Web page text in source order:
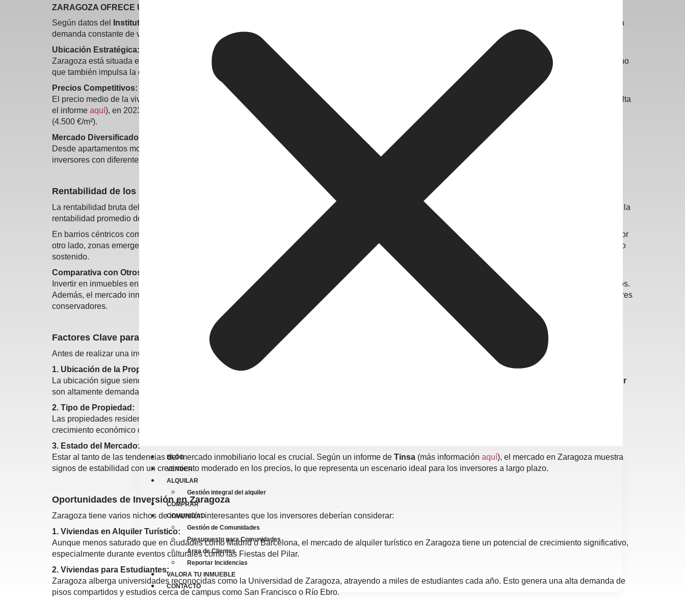
BLOG
VENDER
ALQUILAR
Gestión integral del alquiler
COMPRAR
COMUNIDAD
Gestión de Comunidades
Presupuesto para Comunidades
Area de Clientes
Reportar Incidencias
VALORA TU INMUEBLE
CONTACTO
ZARAGOZA OFRECE UN EQUILIBRIO ENTRE CALIDAD DE VIDA, CRECIMIENTO ECONÓMICO Y PRECIOS INMOBILIARIOS COMPETITIVOS.
Según datos del
Instituto Nacional de Estadística (INE)
, Zaragoza tiene una población creciente, con más de 700.000 habitantes en 2023, lo que genera una
demanda constante de viviendas y espacios comerciales.
Ubicación Estratégica:
Zaragoza está situada en el corredor logístico que conecta Madrid, Barcelona, Bilbao y Valencia. Esto no solo fomenta el crecimiento industrial y comercial, sino
que también impulsa la demanda de inmuebles residenciales y de alquiler.
Precios Competitivos:
El precio medio de la vivienda en Zaragoza es más accesible que en otras grandes ciudades como Madrid o Barcelona. Según un informe de
(consulta
el informe aquí), en 2023 el precio promedio por metro cuadrado en Zaragoza era de 1.750 €, significativamente inferior al de Madrid (4.000 €/m²) o Barcelona
(4.500 €/m²).
Mercado Diversificado:
Desde apartamentos modernos en el centro hasta propiedades más asequibles en barrios emergentes, Zaragoza ofrece una amplia gama de opciones para
inversores con diferentes objetivos y presupuestos.
Rentabilidad de los Inmuebles en Zaragoza
La rentabilidad bruta del alquiler en Zaragoza es otro de los atractivos para los inversores. Según el portal inmobiliario
), la
rentabilidad promedio de una vivienda en alquiler en Zaragoza ronda el
5,5% anual
, una cifra que supera la de otras ciudades españolas de tamaño similar.
En barrios céntricos como el Casco Histórico o Delicias, esta cifra puede alcanzar hasta un 6%, especialmente en propiedades reformadas y bien ubicadas. Por
otro lado, zonas emergentes como Parque Venecia o Valdespartera ofrecen oportunidades interesantes para obtener mayores retornos debido a su crecimiento
sostenido.
Comparativa con Otros Tipos de Inversión:
Invertir en inmuebles en Zaragoza puede ser más rentable y estable que otras opciones como los depósitos bancarios, que actualmente ofrecen intereses bajos.
Además, el mercado inmobiliario históricamente ha mostrado ser menos volátil que la bolsa de valores, proporcionando una mayor seguridad para los inversores
conservadores.
Factores Clave para Tomar una Decisión de Inversión
Antes de realizar una inversión inmobiliaria en Zaragoza, es esencial analizar ciertos factores:
1. Ubicación de la Propiedad:
La ubicación sigue siendo el factor más determinante en el rendimiento de una inversión inmobiliaria. En Zaragoza, barrios como
Centro, Universidad y Actur
son altamente demandados tanto para alquiler residencial como para locales comerciales.
2. Tipo de Propiedad:
Las propiedades residenciales son las más populares entre los inversores. Sin embargo, los locales comerciales y oficinas también están en auge debido al
crecimiento económico de la ciudad.
3. Estado del Mercado:
Estar al tanto de las tendencias del mercado inmobiliario local es crucial. Según un informe de Tinsa (más información aquí), el mercado en Zaragoza muestra
signos de estabilidad con un crecimiento moderado en los precios, lo que representa un escenario ideal para los inversores a largo plazo.
Oportunidades de Inversión en Zaragoza
Zaragoza tiene varios nichos de inversión interesantes que los inversores deberían considerar:
1. Viviendas en Alquiler Turístico:
Aunque menos saturado que en ciudades como Madrid o Barcelona, el mercado de alquiler turístico en Zaragoza tiene un potencial de crecimiento significativo,
especialmente durante eventos culturales como las Fiestas del Pilar.
2. Viviendas para Estudiantes:
Zaragoza alberga universidades reconocidas como la Universidad de Zaragoza, atrayendo a miles de estudiantes cada año. Esto genera una alta demanda de
pisos compartidos y estudios cerca de campus como San Francisco o Río Ebro.